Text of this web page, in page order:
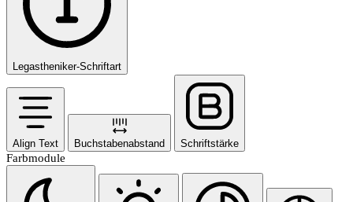
Legastheniker-Schriftart
Align Text Buchstabenabstand Schriftstärke
Farbmodule